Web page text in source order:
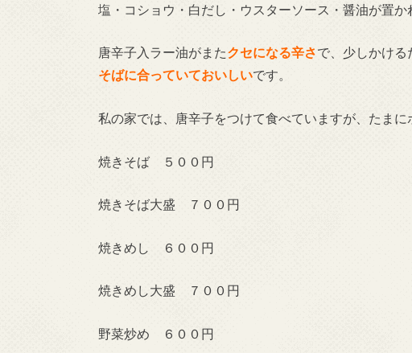
塩・コショウ・白だし・ウスターソース・醤油が置か
唐辛子入ラー油がまたクセになる辛さで、少しかける
そばに合っていておいしいです。
私の家では、唐辛子をつけて食べていますが、たまに
焼きそば ５００円
焼きそば大盛 ７００円
焼きめし ６００円
焼きめし大盛 ７００円
野菜炒め ６００円